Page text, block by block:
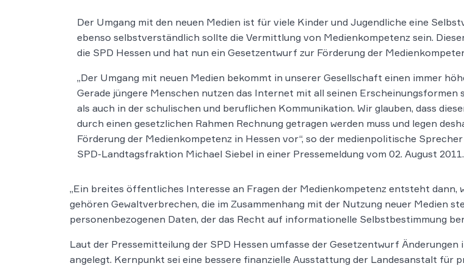
Der Umgang mit den neuen Medien ist für viele Kinder und Jugendliche eine
ebenso selbstverständlich sollte die Vermittlung von Medienkompetenz sein.
die SPD Hessen und hat nun ein Gesetzentwurf zur Förderung der
„Der Umgang mit neuen Medien bekommt in unserer Gesellschaft einen immer
Gerade jüngere Menschen nutzen das Internet mit all seinen Erscheinungsformen
als auch in der schulischen und beruflichen Kommunikation. Wir glauben, dass
durch einen gesetzlichen Rahmen Rechnung getragen werden muss und legen
Förderung der Medienkompetenz in Hessen vor“, so der medienpolitische
SPD-Landtagsfraktion Michael Siebel in einer Pressemeldung vom 02. August 2011.
„Ein breites öffentliches Interesse an Fragen der Medienkompetenz entsteht dann,
gehören Gewaltverbrechen, die im Zusammenhang mit der Nutzung neuer Medien
personenbezogenen Daten, der das Recht auf informationelle Selbstbestimmung
Laut der Pressemitteilung der SPD Hessen umfasse der Gesetzentwurf
angelegt. Kernpunkt sei eine bessere finanzielle Ausstattung der Landesanstalt für